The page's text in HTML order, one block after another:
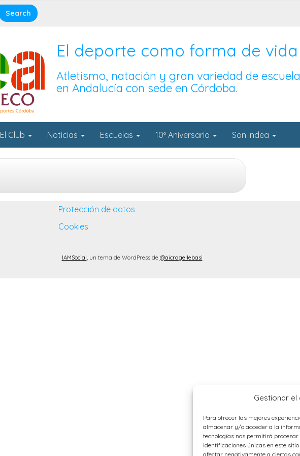
Gestionar
Para ofrecer las mejores
almacenar y/o acceder a la
tecnologías nos permitirá
identificaciones únicas en este
afectar negativamente a ciertas
El deporte como forma de vida
Atletismo, natación y gran variedad de
en Andalucía con sede en Córdoba.
El Club Noticias Escuelas 10º Aniversario Son Indea
Protección de datos
Cookies
IAMSocial, un tema de WordPress de @aicragellebasi